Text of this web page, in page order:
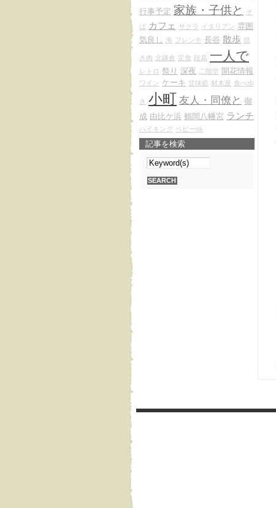
行事予定 家族・子供と
そ
ば カフェ サクラ イタリアン 雰囲
気良し 海 フレンチ 長谷 散歩 焼
き肉 北鎌倉 定食 段葛 一人で
レトロ 祭り 深夜 二階堂 開花情報
ワイン ケーキ 甘味処 材木座 食べ歩
き 小町 友人・同僚と 御
成 由比ケ浜 鶴岡八幡宮 ランチ
ハイキング ベビーok
記事を検索